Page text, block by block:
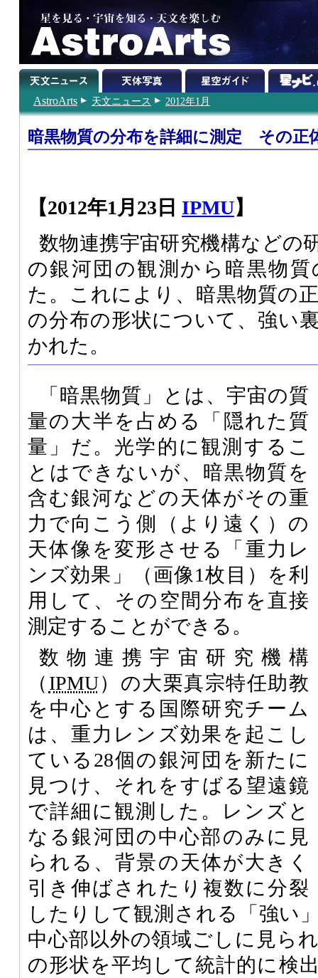
AstroArts 天文ニュース 2012年1月
暗黒物質の分布を詳細に測定 その正
【2012年1月23日 IPMU】
数物連携宇宙研究機構などの
の銀河団の観測から暗黒物
た。これにより、暗黒物質の
の分布の形状について、強い
かれた。
「暗黒物質」とは、宇宙の質
量の大半を占める「隠れた質
量」だ。光学的に観測するこ
とはできないが、暗黒物質を
含む銀河などの天体がその重
力で向こう側（より遠く）の
天体像を変形させる「重力レ
ンズ効果」（画像1枚目）を利
用して、その空間分布を直接
測定することができる。
数物連携宇宙研究機構
（ IPMU）の大栗真宗特任助教
を中心とする国際研究チーム
は、重力レンズ効果を起こし
ている28個の銀河団を新たに
見つけ、それをすばる望遠鏡
で詳細に観測した。レンズと
なる銀河団の中心部のみに見
られる、背景の天体が大きく
引き伸ばされたり複数に分裂
したりして観測される「強い
中心部以外の領域ごしに見ら
の形状を平均して統計的に検